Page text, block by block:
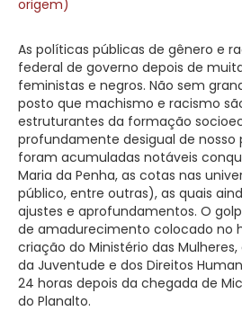
origem)
As políticas públicas de gênero e
federal de governo depois de
feministas e negros. Não sem
posto que machismo e racismo
estruturantes da formação
profundamente desigual de nosso
foram acumuladas notáveis
Maria da Penha, as cotas nas
público, entre outras), as quais
ajustes e aprofundamentos. O
de amadurecimento colocado no
criação do Ministério das Mulheres,
da Juventude e dos Direitos
24 horas depois da chegada de
do Planalto.